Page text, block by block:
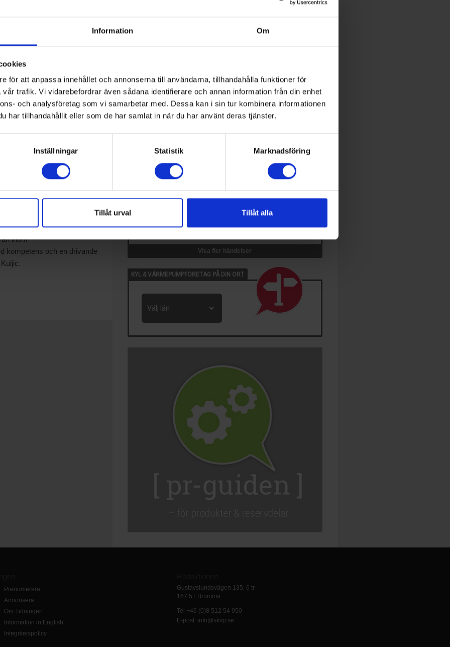
Information Om
för att anpassa innehållet och annonserna till användarna, tillhandahålla funktioner för
trafik. Vi vidarebefordrar även sådana identifierare och annan information från din enhet
och analysföretag som vi samarbetar med. Dessa kan i sin tur kombinera informationen
har tillhandahållit eller som de har samlat in när du har använt deras tjänster.
Inställningar Statistik Marknadsföring
Tillåt urval Tillåt alla
vill Chemiclean bli en
man sin
på affärsutveckling
han haft ett flertal uppdrag.
kyla i drygt 35 år och
B2B-försäljning.
industri med fokus på kyla,
ett företag som jag
kompetenser. Service-
och kommer ännu
till sin organisation och
affärsskapande och att
inom
kompetens och en drivande
samhällsutveckling
KALENDER
23 Aug, 2026
17th IIR-Gustav Lorentzen Conference
Hamilton, Nya Zeeland
17 Sep, 2026
Markaryd, Sverige
13 Okt, 2026
Nürnberg, Tyskland
Visa fler händelser
KYL & VÄRMEPUMPFÖRETAG PÅ DIN ORT
Prenumerera
Annonsera
Om Tidningen
Information in English
Integritetspolicy
Gustavslundsvägen 135, 6 tr
167 51 Bromma
Tel +46 (0)8 512 54 950
E-post: info@skvp.se